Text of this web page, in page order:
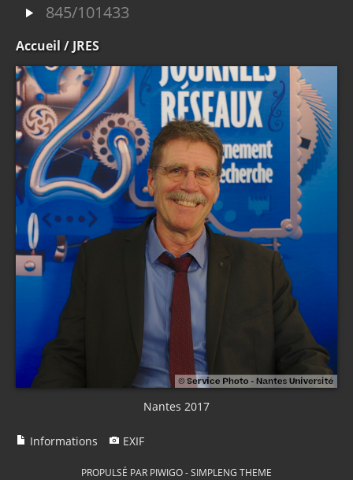
845/101433
Accueil / JRES
Nantes 2017
Informations EXIF
PROPULSÉ PAR PIWIGO-SIMPLENG THEME